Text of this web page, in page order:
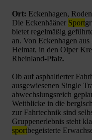
Ort: Eckenhagen,
Die Eckenhääner Sport
bietet regelmäßig
an. Von Eckenhagen
Heimat, in den Olper
Rheinland-Pfalz.
Ob auf asphaltierter
ausgewiesenen Single
abwechslungsreich
Weitblicke in die
zur Fahrtechnik sind
Gruppenerlebnis steht
sportbegeisterte